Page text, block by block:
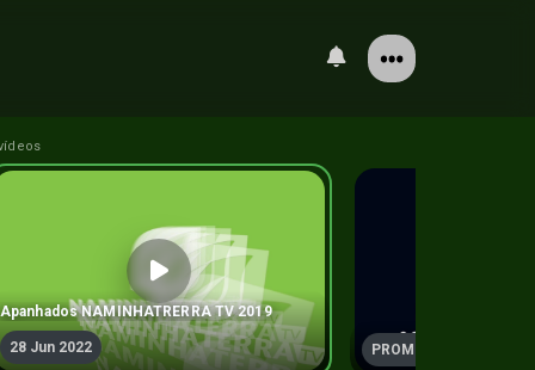
Apanhados NAMINHATRERRA TV 2019
28 Jun 2022 PROMO